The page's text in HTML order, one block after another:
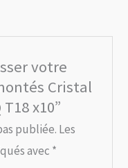
votre
Cristal
x10”
publiée. Les
avec *